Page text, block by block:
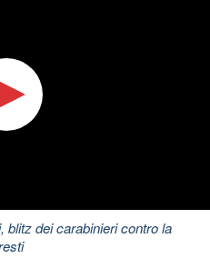
blitz dei carabinieri contro la